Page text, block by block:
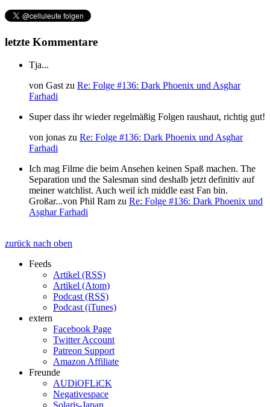
letzte Kommentare
Tja...
von Gast zu Re: Folge #136: Dark Phoenix und Asghar
Farhadi
Super dass ihr wieder regelmäßig Folgen raushaut, richtig gut!
von jonas zu Re: Folge #136: Dark Phoenix und Asghar
Farhadi
Ich mag Filme die beim Ansehen keinen Spaß machen. The
Separation und the Salesman sind deshalb jetzt definitiv auf
meiner watchlist. Auch weil ich middle east Fan bin.
Großar...von Phil Ram zu Re: Folge #136: Dark Phoenix und
Asghar Farhadi
zurück nach oben
Feeds
Artikel (RSS)
Artikel (Atom)
Podcast (RSS)
Podcast (iTunes)
extern
Facebook Page
Twitter Account
Patreon Support
Amazon Affiliate
Freunde
AUDiOFLiCK
Negativespace